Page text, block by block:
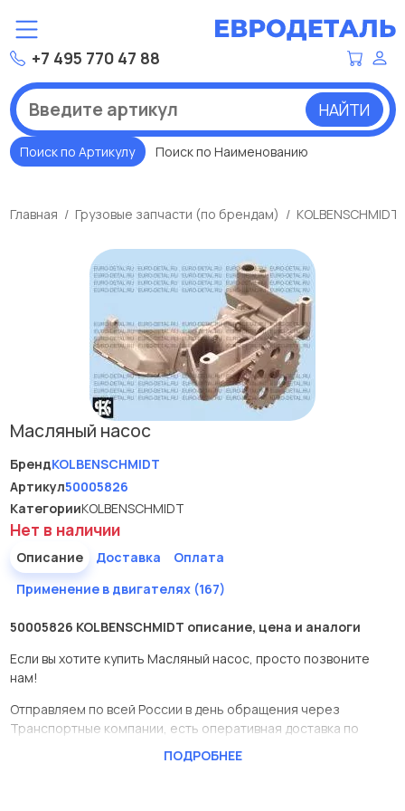
+7 495 770 47 88
НАЙТИ
Поиск по Артикулу Поиск по Наименованию
Главная Грузовые запчасти (по брендам) KOLBENSCHMIDT
Масляный насос
БрендKOLBENSCHMIDT
Артикул50005826
КатегорииKOLBENSCHMIDT
Нет в наличии
Описание Доставка
Оплата
Применение в двигателях (167)
50005826 KOLBENSCHMIDT описание, цена и аналоги
Если вы хотите купить Масляный насос, просто позвоните
нам!
Отправляем по всей России в день обращения через
Транспортные компании, есть оперативная доставка по
ПОДРОБНЕЕ